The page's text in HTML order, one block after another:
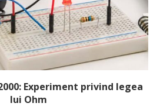
Experiment privind legea
lui Ohm